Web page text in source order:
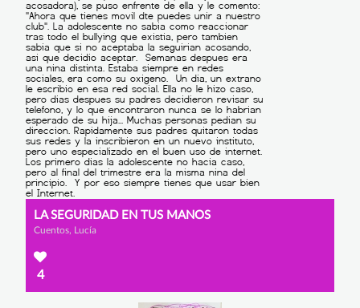
LA SEGURIDAD EN TUS MANOS
Cuentos, Lucía
4